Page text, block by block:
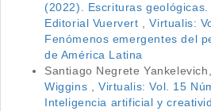
(2022). Escrituras
Editorial Vuervert ,Virtualis:
Fenómenos emergentes del
de América Latina
Santiago Negrete Yankelevich,
Wiggins , Virtualis: Vol. 15
Inteligencia artificial y